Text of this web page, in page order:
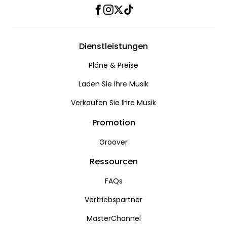
Facebook
Instagram
Twitter
TikTok
Dienstleistungen
Pläne & Preise
Laden Sie Ihre Musik
Verkaufen Sie Ihre Musik
Promotion
Groover
Ressourcen
FAQs
Vertriebspartner
MasterChannel